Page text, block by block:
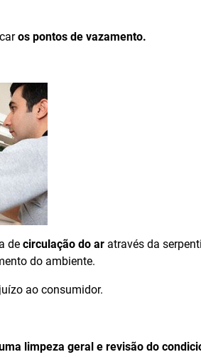
os pontos de vazamento.
de circulação do ar através da
do ambiente.
ao consumidor.
limpeza geral e revisão do